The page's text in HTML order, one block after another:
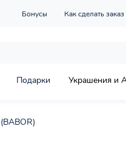
Бонусы Как сделать заказ
Подарки Украшения и